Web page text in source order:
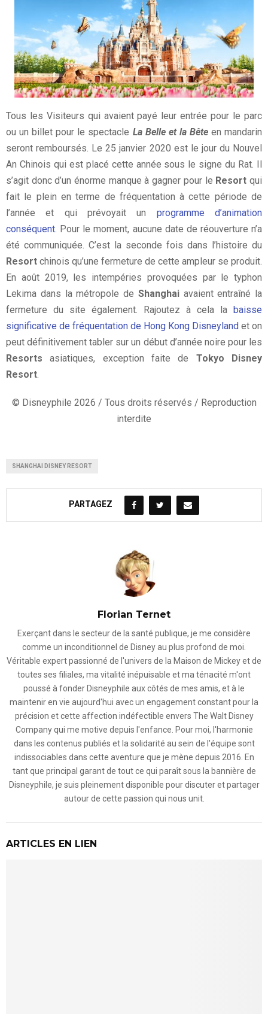
Tous les Visiteurs qui avaient payé leur entrée pour le parc
ou un billet pour le spectacle La Belle et la Bête en mandarin
seront remboursés. Le 25 janvier 2020 est le jour du Nouvel
An Chinois qui est placé cette année sous le signe du Rat. Il
s’agit donc d’un énorme manque à gagner pour le Resort qui
fait le plein en terme de fréquentation à cette période de
l’année et qui prévoyait un programme d’animation
conséquent . Pour le moment, aucune date de réouverture n’a
été communiquée. C’est la seconde fois dans l’histoire du
Resort chinois qu’une fermeture de cette ampleur se produit.
En août 2019, les intempéries provoquées par le typhon
Lekima dans la métropole de Shanghaiavaient entraîné la
fermeture du site également. Rajoutez à cela la baisse
significative de fréquentation de Hong Kong Disneyland et on
peut définitivement tabler sur un début d’année noire pour les
Resorts asiatiques, exception faite de Tokyo Disney
Resort
© Disneyphile 2026 / Tous droits réservés / Reproduction
interdite
SHANGHAI DISNEY RESORT
PARTAGEZ
Florian Ternet
Exerçant dans le secteur de la santé publique, je me considère
comme un inconditionnel de Disney au plus profond de moi.
Véritable expert passionné de l'univers de la Maison de Mickey et de
toutes ses filiales, ma vitalité inépuisable et ma ténacité m'ont
poussé à fonder Disneyphile aux côtés de mes amis, et à le
maintenir en vie aujourd'hui avec un engagement constant pour la
précision et cette affection indéfectible envers The Walt Disney
Company qui me motive depuis l'enfance. Pour moi, l'harmonie
dans les contenus publiés et la solidarité au sein de l'équipe sont
indissociables dans cette aventure que je mène depuis 2016. En
tant que principal garant de tout ce qui paraît sous la bannière de
Disneyphile, je suis pleinement disponible pour discuter et partager
autour de cette passion qui nous unit.
ARTICLES EN LIEN